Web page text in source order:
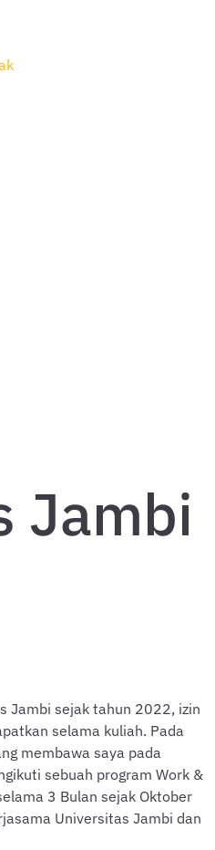
Jambi
Jambi sejak tahun 2022, izin
selama kuliah. Pada
membawa saya pada
sebuah program Work &
3 Bulan sejak Oktober
Universitas Jambi dan